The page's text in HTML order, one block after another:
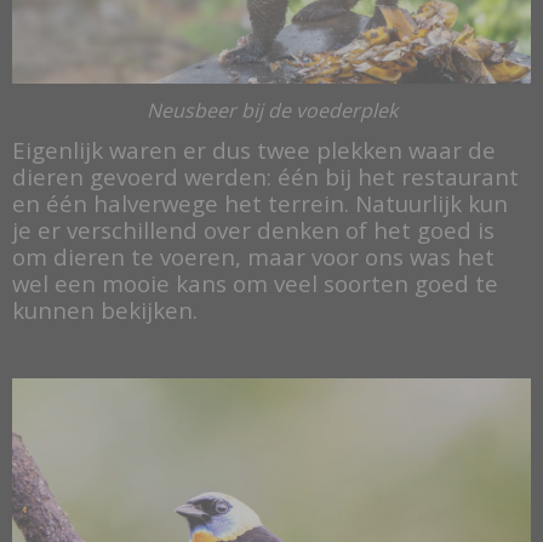
Neusbeer bij de voederplek
Eigenlijk waren er dus twee plekken waar de
dieren gevoerd werden: één bij het restaurant
en één halverwege het terrein. Natuurlijk kun
je er verschillend over denken of het goed is
om dieren te voeren, maar voor ons was het
wel een mooie kans om veel soorten goed te
kunnen bekijken.